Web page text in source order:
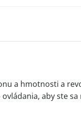
a hmotnosti a
aby ste sa